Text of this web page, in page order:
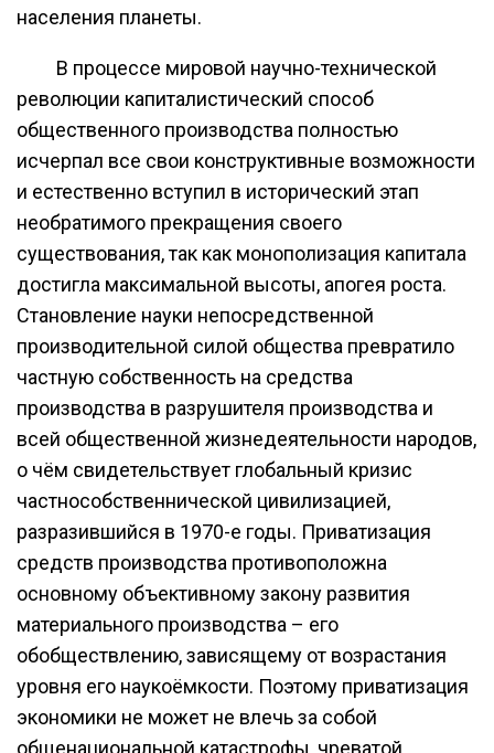
населения планеты.
В процессе мировой научно-технической
революции капиталистический способ
общественного производства полностью
исчерпал все свои конструктивные возможности
и естественно вступил в исторический этап
необратимого прекращения своего
существования, так как монополизация капитала
достигла максимальной высоты, апогея роста.
Становление науки непосредственной
производительной силой общества превратило
частную собственность на средства
производства в разрушителя производства и
всей общественной жизнедеятельности народов,
о чём свидетельствует глобальный кризис
частнособственнической цивилизацией,
разразившийся в 1970-е годы. Приватизация
средств производства противоположна
основному объективному закону развития
материального производства – его
обобществлению, зависящему от возрастания
уровня его наукоёмкости. Поэтому приватизация
экономики не может не влечь за собой
общенациональной катастрофы, чреватой